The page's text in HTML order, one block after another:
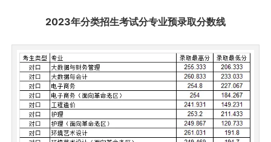
2023年分类招生考试分专业预录取分数线